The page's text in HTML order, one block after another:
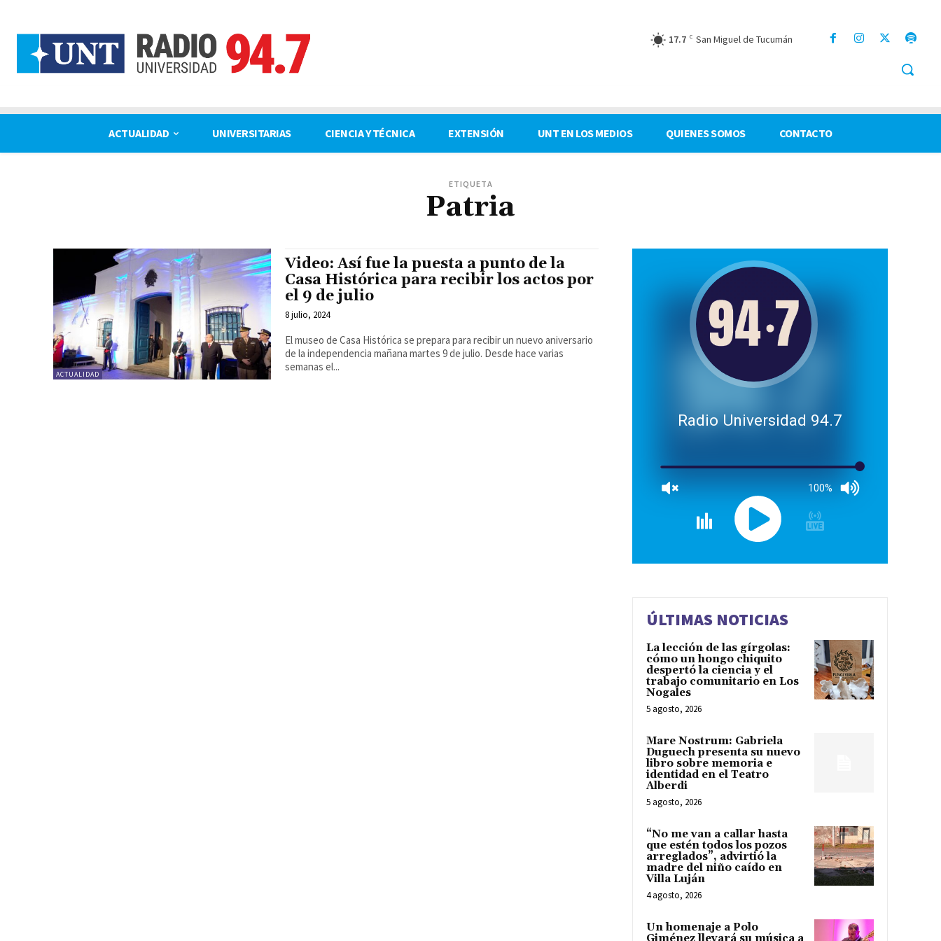
17.7 C San Miguel de Tucumán
ACTUALIDAD UNIVERSITARIAS CIENCIA Y TÉCNICA EXTENSIÓN UNT EN LOS MEDIOS QUIENES SOMOS CONTACTO
ETIQUETA
Patria
ACTUALIDAD
Video: Así fue la puesta a punto de la
Casa Histórica para recibir los actos por
el 9 de julio
8 julio, 2024
El museo de Casa Histórica se prepara para recibir un nuevo aniversario
de la independencia mañana martes 9 de julio. Desde hace varias
semanas el...
Radio Universidad 94.7
100%
ÚLTIMAS NOTICIAS
La lección de las gírgolas:
cómo un hongo chiquito
despertó la ciencia y el
trabajo comunitario en Los
Nogales
5 agosto, 2026
Mare Nostrum: Gabriela
Duguech presenta su nuevo
libro sobre memoria e
identidad en el Teatro
Alberdi
5 agosto, 2026
“No me van a callar hasta
que estén todos los pozos
arreglados”, advirtió la
madre del niño caído en
Villa Luján
4 agosto, 2026
Un homenaje a Polo